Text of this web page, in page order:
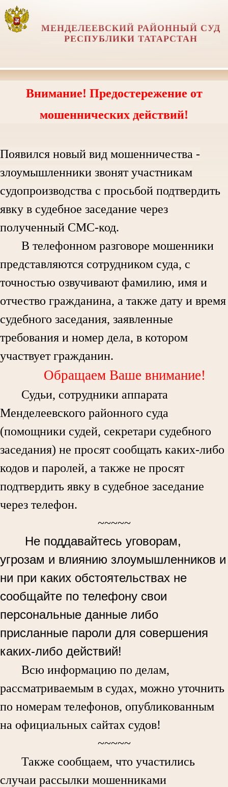
МЕНДЕЛЕЕВСКИЙ РАЙОННЫЙ СУД
РЕСПУБЛИКИ ТАТАРСТАН
Внимание! Предостережение от
мошеннических действий!
Появился новый вид мошенничества -
злоумышленники звонят участникам
судопроизводства с просьбой подтвердить
явку в судебное заседание через
полученный СМС-код.
В телефонном разговоре мошенники
представляются сотрудником суда, с
точностью озвучивают фамилию, имя и
отчество гражданина, а также дату и время
судебного заседания, заявленные
требования и номер дела, в котором
участвует гражданин.
Обращаем Ваше внимание!
Судьи, сотрудники аппарата
Менделеевского районного суда
(помощники судей, секретари судебного
заседания) не просят сообщать каких-либо
кодов и паролей, а также не просят
подтвердить явку в судебное заседание
через телефон.
~~~~~
Не поддавайтесь уговорам,
угрозам и влиянию злоумышленников и
ни при каких обстоятельствах не
сообщайте по телефону свои
персональные данные либо
присланные пароли для совершения
каких-либо действий!
Всю информацию по делам,
рассматриваемым в судах, можно уточнить
по номерам телефонов, опубликованным
на официальных сайтах судов!
~~~~~
Также сообщаем, что участились
случаи рассылки мошенниками